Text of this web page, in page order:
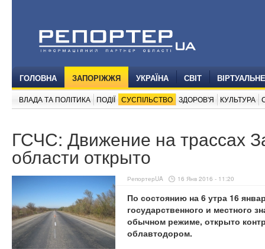
ГОЛОВНА ЗАПОРІЖЖЯ УКРАЇНА СВІТ
ВЛАДА ТА ПОЛІТИКА ПОДІЇ СУСПІЛЬСТВО ЗДОРОВ'Я КУЛЬТУРА
ГСЧС: Движение на трассах
области открыто
РепортерUA 16 Янв 2016 - 11:20
По состоянию на 6 утра 16
государственного и местного
обычном режиме, открыто
облавтодором.